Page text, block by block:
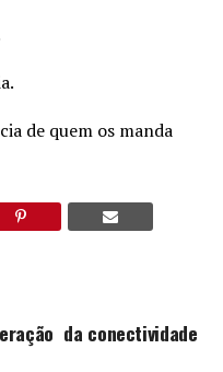
de quem os manda
da conectividade